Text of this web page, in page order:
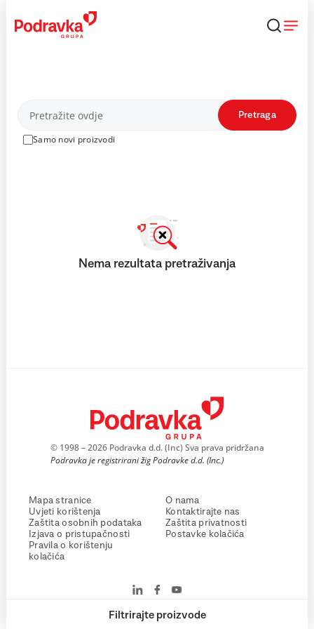
content
Proizvodi
Samo novi proizvodi
Pretraga
Filtrirajte proizvode
Nema rezultata pretraživanja
© 1998 – 2026 Podravka d.d. (Inc) Sva prava pridržana
Podravka je registrirani žig Podravke d.d. (Inc.)
Mapa stranice
Uvjeti korištenja
Zaštita osobnih podataka
Izjava o pristupačnosti
Pravila o korištenju
kolačića
O nama
Kontaktirajte nas
Zaštita privatnosti
Postavke kolačića